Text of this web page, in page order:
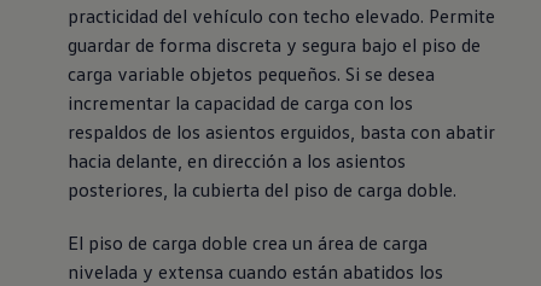
practicidad del vehículo con techo elevado. Permite
guardar de forma discreta y segura bajo el piso de
carga variable objetos pequeños. Si se desea
incrementar la capacidad de carga con los
respaldos de los asientos erguidos, basta con abatir
hacia delante, en dirección a los asientos
posteriores, la cubierta del piso de carga doble.
El piso de carga doble crea un área de carga
nivelada y extensa cuando están abatidos los